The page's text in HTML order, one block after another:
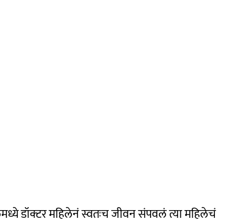
डॉक्टर महिलेनं स्वतःच जीवन संपवलं त्या महिलेचं